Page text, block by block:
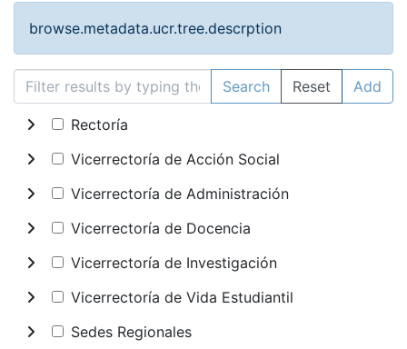
browse.metadata.ucr.tree.descrption
Search Reset Add
Rectoría
Vicerrectoría de Acción Social
Vicerrectoría de Administración
Vicerrectoría de Docencia
Vicerrectoría de Investigación
Vicerrectoría de Vida Estudiantil
Sedes Regionales